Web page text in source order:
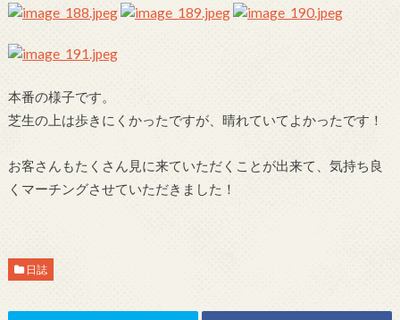
本番の様子です。
芝生の上は歩きにくかったですが、晴れていてよかったです！
お客さんもたくさん見に来ていただくことが出来て、気持ち良
くマーチングさせていただきました！
日誌